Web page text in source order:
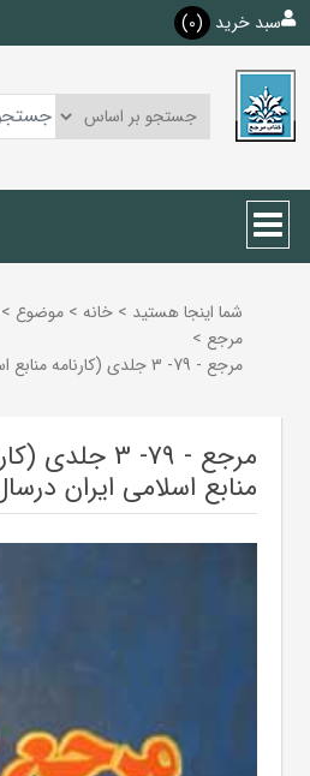
سبد خرید (0)
شما اینجا هستید > خانه > موضوع >
مرجع >
مرجع - 79- 3 جلدی (کارنامه منابع اسلامی ایران درسال 79)
مرجع - 79- 3 جلدی
منابع اسلامی ایران درسال